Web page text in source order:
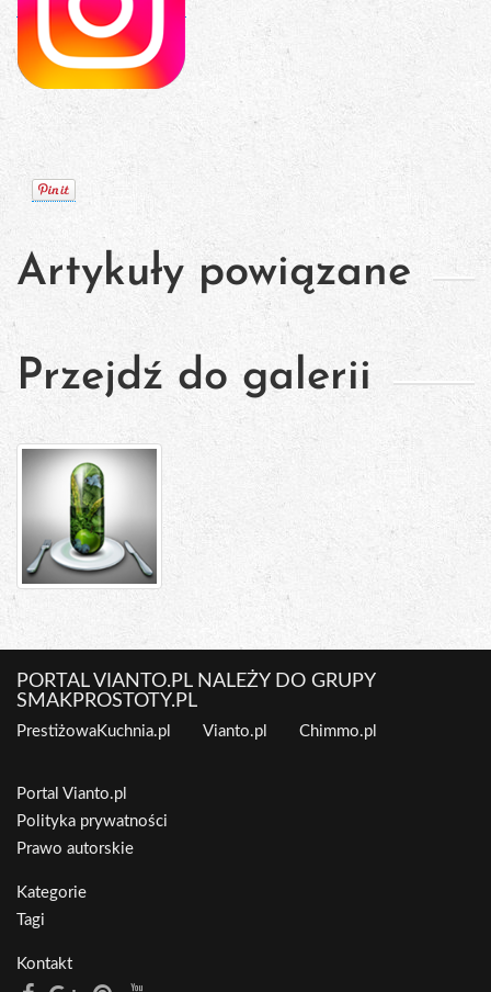
Artykuły powiązane
Przejdź do galerii
PORTAL VIANTO.PL NALEŻY DO GRUPY
SMAKPROSTOTY.PL
PrestiżowaKuchnia.pl Vianto.pl Chimmo.pl
Portal Vianto.pl
Polityka prywatności
Prawo autorskie
Kategorie
Tagi
Kontakt